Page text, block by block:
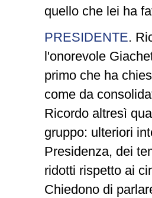
quello che lei ha
PRESIDENTE.
l'onorevole
primo che ha
come da
Ricordo altresì
gruppo: ulteriori
Presidenza, dei
ridotti rispetto ai
Chiedono di